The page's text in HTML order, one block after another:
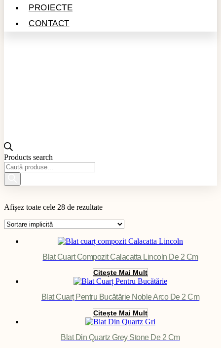
PROIECTE
CONTACT
Products search
Aplicație produs
Exterior / Interior produs
Afișez toate cele 28 de rezultate
Blat Cuart Compozit Calacatta Lincoln De 2 Cm
Citește Mai Mult
Blat Cuarț Pentru Bucătărie Noble Arco De 2 Cm
Citește Mai Mult
Blat Din Quartz Grey Stone De 2 Cm